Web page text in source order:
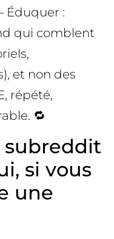
Éduquer :
qui comblent
et non des
répété,
🔁
subreddit
si vous
une